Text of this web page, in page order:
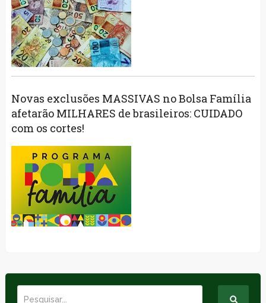
Novas exclusões MASSIVAS no Bolsa Família
afetarão MILHARES de brasileiros: CUIDADO
com os cortes!